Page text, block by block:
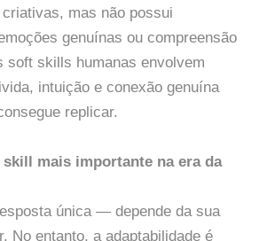
mas não possui
genuínas ou compreensão
soft skills humanas envolvem
intuição e conexão genuína
replicar.
mais importante na era da
única — depende da sua
No entanto, a adaptabilidade é